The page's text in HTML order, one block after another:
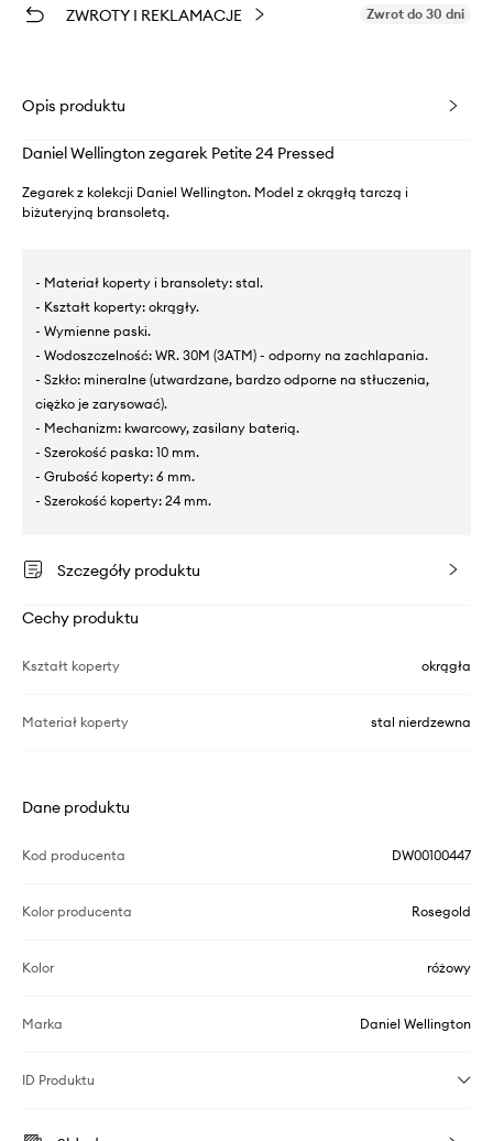
ZWROTY I REKLAMACJE Zwrot do 30 dni
Opis produktu
Daniel Wellington zegarek Petite 24 Pressed
Zegarek z kolekcji Daniel Wellington. Model z okrągłą tarczą i
biżuteryjną bransoletą.
- Materiał koperty i bransolety: stal.
- Kształt koperty: okrągły.
- Wymienne paski.
- Wodoszczelność: WR. 30M (3ATM) - odporny na zachlapania.
- Szkło: mineralne (utwardzane, bardzo odporne na stłuczenia,
ciężko je zarysować).
- Mechanizm: kwarcowy, zasilany baterią.
- Szerokość paska: 10 mm.
- Grubość koperty: 6 mm.
- Szerokość koperty: 24 mm.
Szczegóły produktu
Cechy produktu
Kształt koperty okrągła
Materiał koperty stal nierdzewna
Dane produktu
Kod producenta DW00100447
Kolor producenta Rosegold
Kolor różowy
Marka Daniel Wellington
ID Produktu